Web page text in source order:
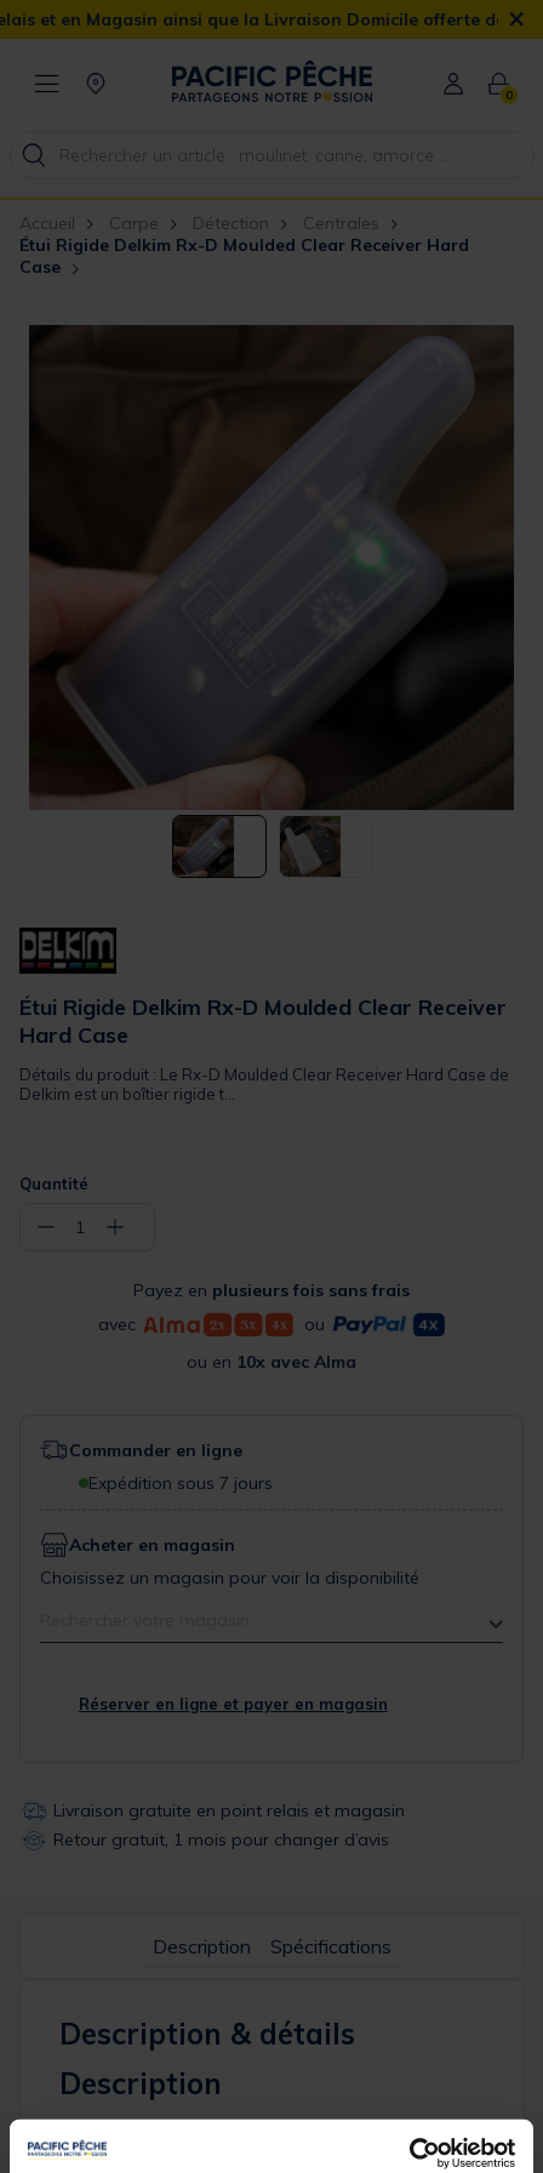
Magasin ainsi que la Livraison Domicile offerte dès 90€ ×
0
Accueil Carpe Détection
Centrales
Étui Rigide Delkim Rx-D Moulded Clear Receiver Hard
Case
Étui Rigide Delkim Rx-D Moulded Clear Receiver
Hard Case
Détails du produit : Le Rx-D Moulded Clear Receiver Hard Case de
Delkim est un boîtier rigide t...
Quantité
− 1 +
Payez en plusieurs fois sans frais
avec
ou
ou en 10x avec Alma
Commander en ligne
Expédition sous 7 jours
Acheter en magasin
Choisissez un magasin pour voir la disponibilité
Réserver en ligne et payer en magasin
Livraison gratuite en point relais et magasin
Retour gratuit, 1 mois pour changer d’avis
Description Spécifications
Description & détails
Description
Delkim
moulé,